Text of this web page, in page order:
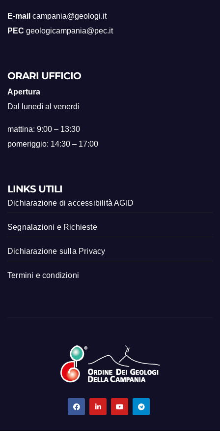
E-mail campania@geologi.it
PEC geologicampania@pec.it
ORARI UFFICIO
Apertura
Dal lunedì al venerdì
mattina: 9:00 – 13:30
pomeriggio: 14:30 – 17:00
LINKS UTILI
Dichiarazione di accessibilità AGID
Segnalazioni e Richieste
Dichiarazione sulla Privacy
Termini e condizioni